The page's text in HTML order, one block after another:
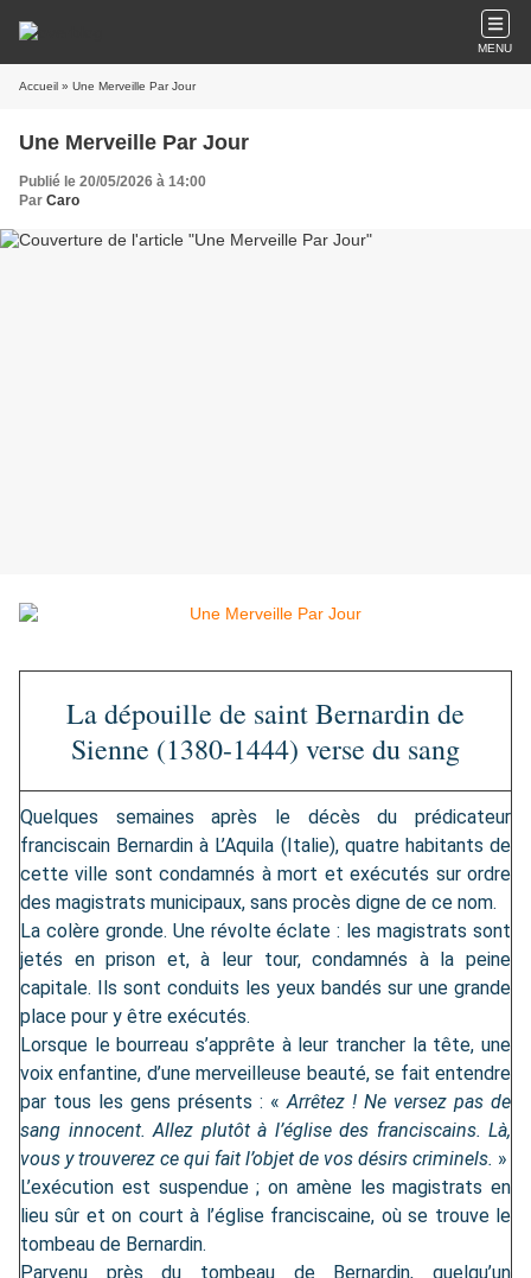
MENU
Accueil » Une Merveille Par Jour
Une Merveille Par Jour
Publié le 20/05/2026 à 14:00
Par Caro
La dépouille de saint Bernardin de
Sienne (1380-1444) verse du sang
Quelques semaines après le décès du prédicateur
franciscain Bernardin à L’Aquila (Italie), quatre habitants de
cette ville sont condamnés à mort et exécutés sur ordre
des magistrats municipaux, sans procès digne de ce nom.
La colère gronde. Une révolte éclate : les magistrats sont
jetés en prison et, à leur tour, condamnés à la peine
capitale. Ils sont conduits les yeux bandés sur une grande
place pour y être exécutés.
Lorsque le bourreau s’apprête à leur trancher la tête, une
voix enfantine, d’une merveilleuse beauté, se fait entendre
par tous les gens présents : «Arrêtez ! Ne versez pas de
sang innocent. Allez plutôt à l’église des franciscains. Là,
vous y trouverez ce qui fait l’objet de vos désirs criminels. »
L’exécution est suspendue ; on amène les magistrats en
lieu sûr et on court à l’église franciscaine, où se trouve le
tombeau de Bernardin.
Parvenu près du tombeau de Bernardin, quelqu’un